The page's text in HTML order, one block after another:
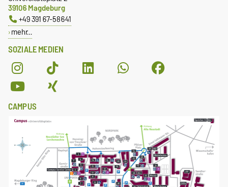
SOZIALE MEDIEN
39106 Magdeburg
+49 391 67-58641
mehr…
CAMPUS